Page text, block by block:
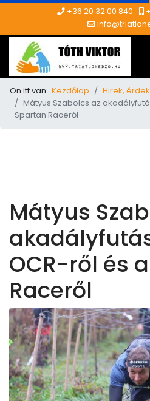
+36 20 32 00 840
Ön itt van: Kezdőlap
Hirek,
Mátyus Szabolcs az
Spartan Raceről
Mátyus
OCR-ről és
Raceről